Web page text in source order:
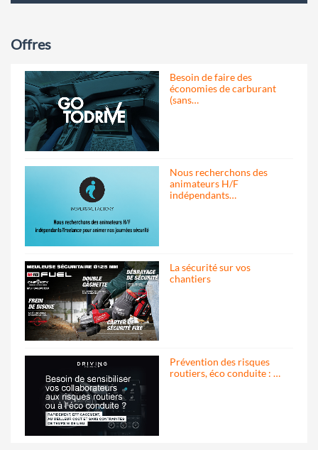
Offres
Besoin de faire des
économies de carburant
(sans…
Nous recherchons des
animateurs H/F
indépendants…
La sécurité sur vos
chantiers
Prévention des risques
routiers, éco conduite : …